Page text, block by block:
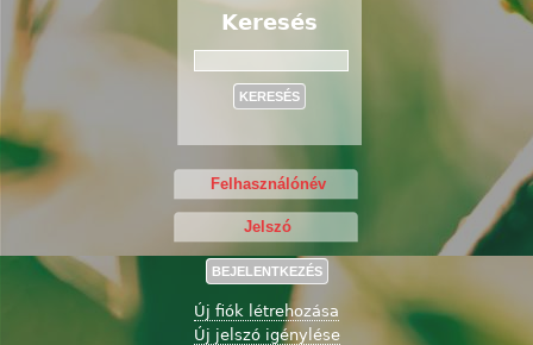
Keresés
Új fiók létrehozása
Új jelszó igénylése